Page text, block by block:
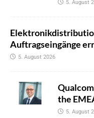
5. August
Auftragseingänge
5. August 2026
the
5. August